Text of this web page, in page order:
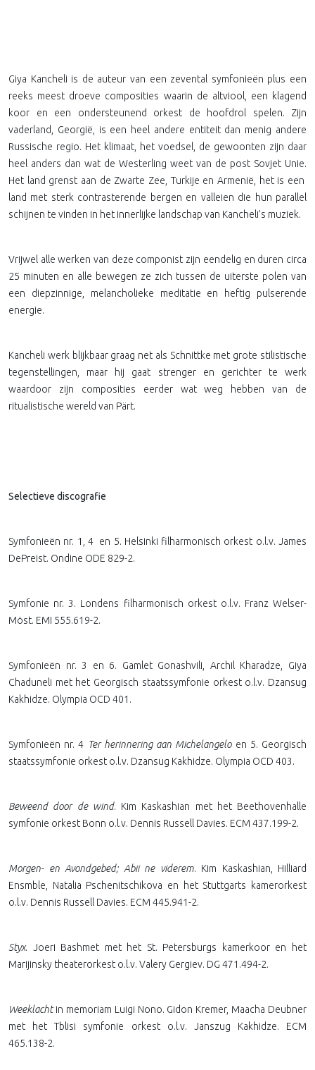
Giya Kancheli is de auteur van een zevental symfonieën plus een
reeks meest droeve composities waarin de altviool, een klagend
koor en een ondersteunend orkest de hoofdrol spelen. Zijn
vaderland, Georgië, is een heel andere entiteit dan menig andere
Russische regio. Het klimaat, het voedsel, de gewoonten zijn daar
heel anders dan wat de Westerling weet van de post Sovjet Unie.
Het land grenst aan de Zwarte Zee, Turkije en Armenië, het is een
land met sterk contrasterende bergen en valleien die hun parallel
schijnen te vinden in het innerlijke landschap van Kancheli’s muziek.
Vrijwel alle werken van deze componist zijn eendelig en duren circa
25 minuten en alle bewegen ze zich tussen de uiterste polen van
een diepzinnige, melancholieke meditatie en heftig pulserende
energie.
Kancheli werk blijkbaar graag net als Schnittke met grote stilistische
tegenstellingen, maar hij gaat strenger en gerichter te werk
waardoor zijn composities eerder wat weg hebben van de
ritualistische wereld van Pärt.
Selectieve discografie
Symfonieën nr. 1, 4 en 5. Helsinki filharmonisch orkest o.l.v. James
DePreist. Ondine ODE 829-2.
Symfonie nr. 3. Londens filharmonisch orkest o.l.v. Franz Welser-
Möst. EMI 555.619-2.
Symfonieën nr. 3 en 6. Gamlet Gonashvili, Archil Kharadze, Giya
Chaduneli met het Georgisch staatssymfonie orkest o.l.v. Dzansug
Kakhidze. Olympia OCD 401.
Symfonieën nr. 4 Ter herinnering aan Michelangeloen 5. Georgisch
staatssymfonie orkest o.l.v. Dzansug Kakhidze. Olympia OCD 403.
Beweend door de wind. Kim Kaskashian met het Beethovenhalle
symfonie orkest Bonn o.l.v. Dennis Russell Davies. ECM 437.199-2.
Morgen- en Avondgebed; Abii ne viderem. Kim Kaskashian, Hilliard
Ensmble, Natalia Pschenitschikova en het Stuttgarts kamerorkest
o.l.v. Dennis Russell Davies. ECM 445.941-2.
Styx. Joeri Bashmet met het St. Petersburgs kamerkoor en het
Marijinsky theaterorkest o.l.v. Valery Gergiev. DG 471.494-2.
Weeklachtin memoriam Luigi Nono. Gidon Kremer, Maacha Deubner
met het Tblisi symfonie orkest o.l.v. Janszug Kakhidze. ECM
465.138-2.